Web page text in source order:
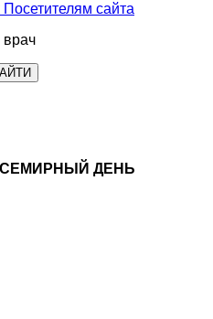
сайта
врач
ДЕНЬ